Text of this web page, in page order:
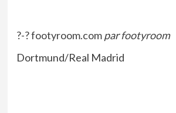
?-? footyroom.com parfootyroom
Dortmund/Real Madrid